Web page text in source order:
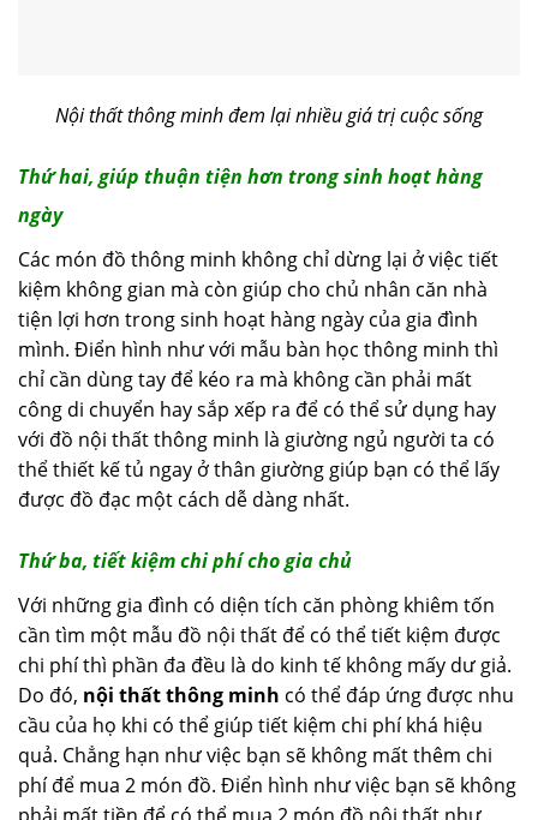
Nội thất thông minh đem lại nhiều giá trị cuộc sống
Thứ hai, giúp thuận tiện hơn trong sinh hoạt hàng
ngày
Các món đồ thông minh không chỉ dừng lại ở việc tiết
kiệm không gian mà còn giúp cho chủ nhân căn nhà
tiện lợi hơn trong sinh hoạt hàng ngày của gia đình
mình. Điển hình như với mẫu bàn học thông minh thì
chỉ cần dùng tay để kéo ra mà không cần phải mất
công di chuyển hay sắp xếp ra để có thể sử dụng hay
với đồ nội thất thông minh là giường ngủ người ta có
thể thiết kế tủ ngay ở thân giường giúp bạn có thể lấy
được đồ đạc một cách dễ dàng nhất.
Thứ ba, tiết kiệm chi phí cho gia chủ
Với những gia đình có diện tích căn phòng khiêm tốn
cần tìm một mẫu đồ nội thất để có thể tiết kiệm được
chi phí thì phần đa đều là do kinh tế không mấy dư giả.
Do đó, nội thất thông minh có thể đáp ứng được nhu
cầu của họ khi có thể giúp tiết kiệm chi phí khá hiệu
quả. Chẳng hạn như việc bạn sẽ không mất thêm chi
phí để mua 2 món đồ. Điển hình như việc bạn sẽ không